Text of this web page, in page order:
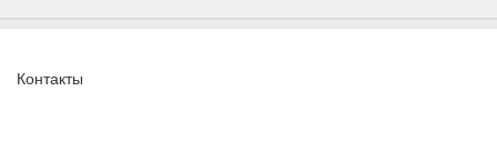
Контакты